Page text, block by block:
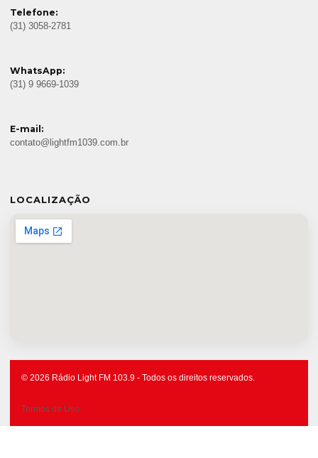
Telefone:
(31) 3058-2781
WhatsApp:
(31) 9 9669-1039
E-mail:
contato@lightfm1039.com.br
LOCALIZAÇÃO
© 2026 Rádio Light FM 103.9 - Todos os direitos reservados.
Termos de Uso